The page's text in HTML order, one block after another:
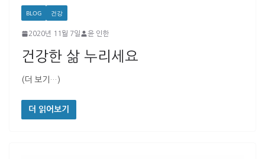
BLOG 건강
2020년 11월 7일 윤 인한
건강한 삶 누리세요
(더 보기…)
더 읽어보기